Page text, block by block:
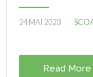
24 MAI 2023
Read More